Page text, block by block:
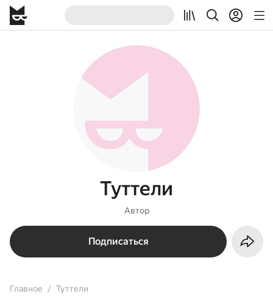
Туттели
Автор
Подписаться
Главное Туттели